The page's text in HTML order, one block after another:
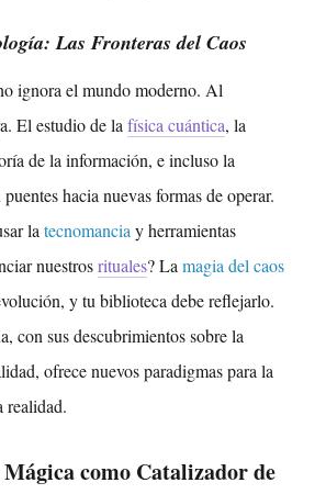
Las Fronteras del Caos
ignora el mundo moderno. Al
El estudio de la física cuántica, la
de la información, e incluso la
hacia nuevas formas de operar.
la tecnomancia y herramientas
nuestrosrituales? La magia del caos
y tu biblioteca debe reflejarlo.
con sus descubrimientos sobre la
ofrece nuevos paradigmas para la
realidad.
como Catalizador de